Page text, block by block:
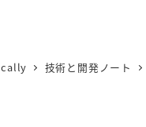
技術と開発ノート